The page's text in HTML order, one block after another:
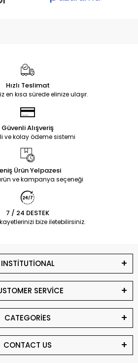
Hızlı Teslimat
en kısa sürede elinize ulaşır.
Güvenli Alışveriş
ve kolay ödeme sistemi
Ürün Yelpazesi
ve kampanya seçeneği
7 / 24 DESTEK
bize iletebilirsiniz.
INSTİTUTİONAL
SERVİCE
CATEGORİES
CONTACT US